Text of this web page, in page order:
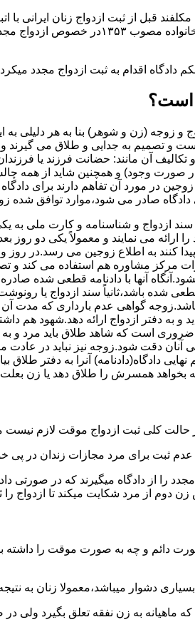
با توجه به عدم نسخ ماده ۱۶
دادگاه اقدام به ثبت ازدواج
است؟
زوجه (زن و شوهر) بنا به هر دلیلی به
و تصمیم به جدایی و طلاق می گیرند و
آن مانند: حضانت فرزند یا
صورت وجود) و همچنین شاید از همه چالش
در مورد آن تفاهم دارند برای
صادر می شود،موارد توافق شده
سند ازدواج و شناسنامه و کارت ملی به
می نمایند و معمولاً یکی دو روز
پیدا کنند به اطلاع زوجین می رسد.در
مرکز مشاوره هم استفاده می کند و
آنها با دادنامه قطعی شده
شده باشد،ثانیاً سند ازدواج یا
گواهی عدم بارداری که مدت آن
به دفتر ازدواج ارائه دهد.شهود هم
ضروری است که شاهد طلاق باید مرد و
دقت شود.زوجه نیز نباید در عادت
دادگاه(دادنامه) آنرا به دفتر
بخواهد همسرش را طلاق دهد یا زن
حالت کلی ثبت ازدواج موقت لازم نیست
عدم ثبت برای مرد مجازات زندان در پی
مجدد را از دادگاه میگیرند که در صورتی
دوم از مرد شکایت میکند تا ازدواج را
دائم و چه به صورت موقت را داشته
دشوار میباشد،معمولا زنان به
ماهیانه به زن نفقه تعلق بگیرد ولی